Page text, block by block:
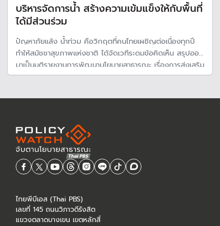
บริหารจัดการน้ำ สร้างความเข้มแข็งให้กับพื้นที่
ได้มีส่วนร่วม
ปัญหาภัยแล้ง น้ำท่วม คือวิกฤตที่คนไทยเผชิญต่อเนื่องทุกปี
ทำให้สมัชชาสุขภาพแห่งชาติ ได้จัดเวทีระดมข้อคิดเห็น สรุปออก
มาเป็นมติรายงานการพัฒนานโยบายสาธารณะ เรื่องการส่งเสริม
ความเข้มแข็งกลไกการบริหารจัดการน้ำเชิงพื้นที่ ด้วยการสร้าง
ไทยพีบีเอส (Thai PBS)
เลขที่ 145 ถนนวิภาวดีรังสิต
แขวงตลาดบางเขน เขตหลักสี่